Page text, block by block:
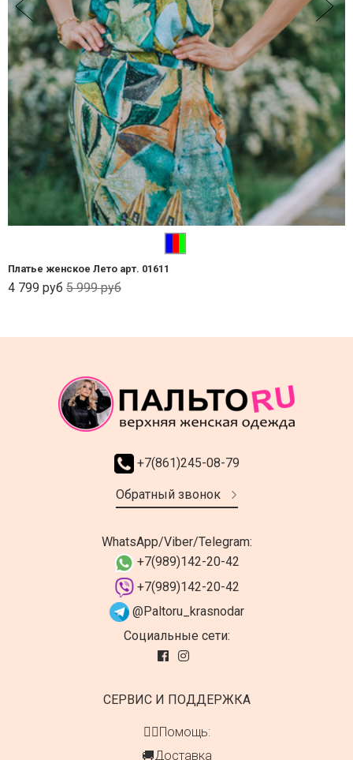
Платье женское Лето арт. 01611
4 799 руб 5 999 руб
+7(861)245-08-79
Обратный звонок
WhatsApp/Viber/Telegram:
+7(989)142-20-42
+7(989)142-20-42
@Paltoru_krasnodar
Социальные сети:
СЕРВИС И ПОДДЕРЖКА
👍🏻Помощь:
🚚Доставка